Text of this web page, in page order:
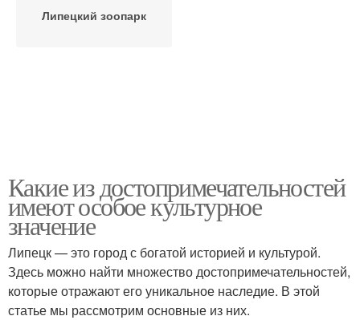
Липецкий зоопарк
Какие из достопримечательностей
имеют особое культурное
значение
Липецк — это город с богатой историей и культурой.
Здесь можно найти множество достопримечательностей,
которые отражают его уникальное наследие. В этой
статье мы рассмотрим основные из них.